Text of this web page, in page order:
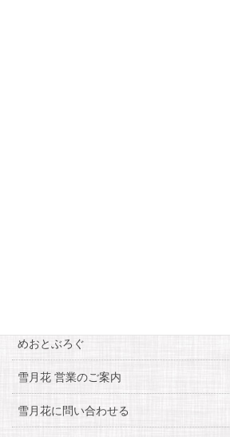
めおとぶろぐ
雪月花 営業のご案内
雪月花に問い合わせる